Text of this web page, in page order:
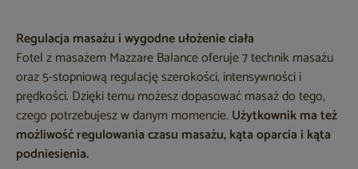
Regulacja masażu i wygodne ułożenie ciała
Fotel z masażem Mazzare Balance oferuje 7 technik masażu
oraz 5-stopniową regulację szerokości, intensywności i
prędkości. Dzięki temu możesz dopasować masaż do tego,
czego potrzebujesz w danym momencie. Użytkownik ma też
możliwość regulowania czasu masażu, kąta oparcia i kąta
podniesienia.